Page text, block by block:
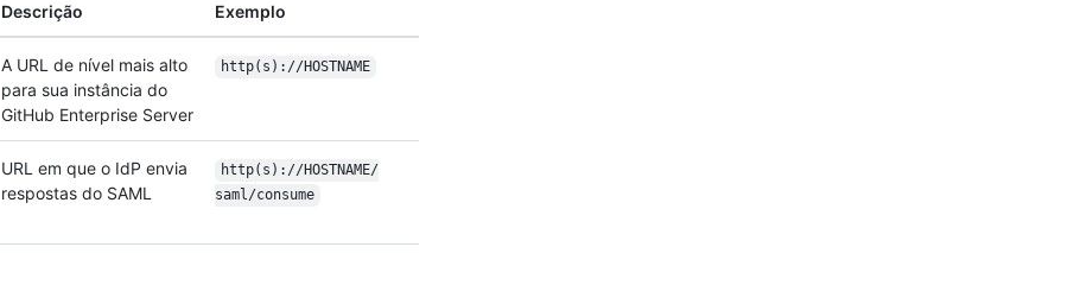
Descrição Exemplo
A URL de nível mais alto
para sua instância do
GitHub Enterprise Server
http(s)://HOSTNAME
URL em que o IdP envia
respostas do SAML
http(s)://HOSTNAME/
saml/consume